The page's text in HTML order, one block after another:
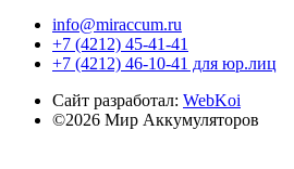
info@miraccum.ru
+7 (4212) 45-41-41
+7 (4212) 46-10-41 для юр.лиц
Сайт разработал: WebKoi
©2026 Мир Аккумуляторов